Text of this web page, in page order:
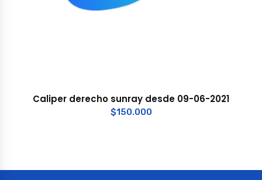
Caliper derecho sunray desde 09-06-2021
$150.000